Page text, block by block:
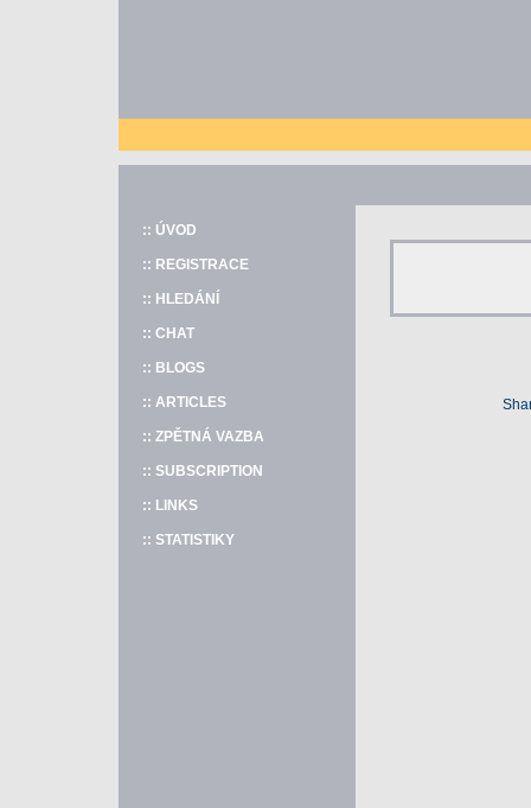
:: ÚVOD
:: REGISTRACE
:: HLEDÁNÍ
:: CHAT
:: BLOGS
:: ARTICLES
:: ZPĚTNÁ VAZBA
:: SUBSCRIPTION
:: LINKS
:: STATISTIKY